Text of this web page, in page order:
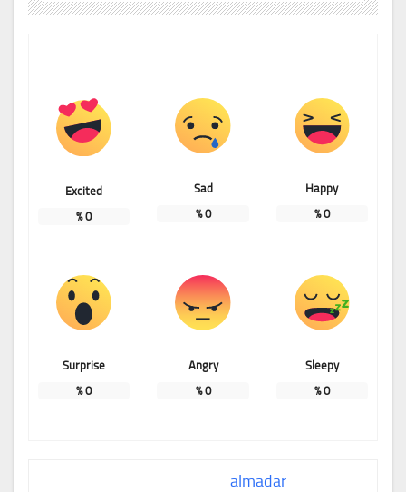
Happy
0
%
Sad
0
%
Excited
0
%
Sleepy
0
%
Angry
0
%
Surprise
0
%
almadar